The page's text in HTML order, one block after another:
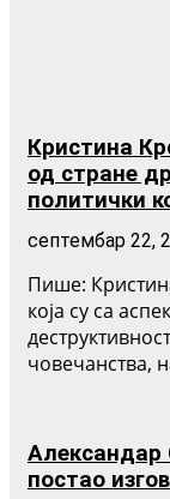
Кристина
од стране
политички
септембар 22,
Пише:
која су са
човечанства,
Александар
постао